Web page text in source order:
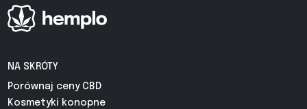
NA SKRÓTY
Porównaj ceny CBD
Kosmetyki konopne